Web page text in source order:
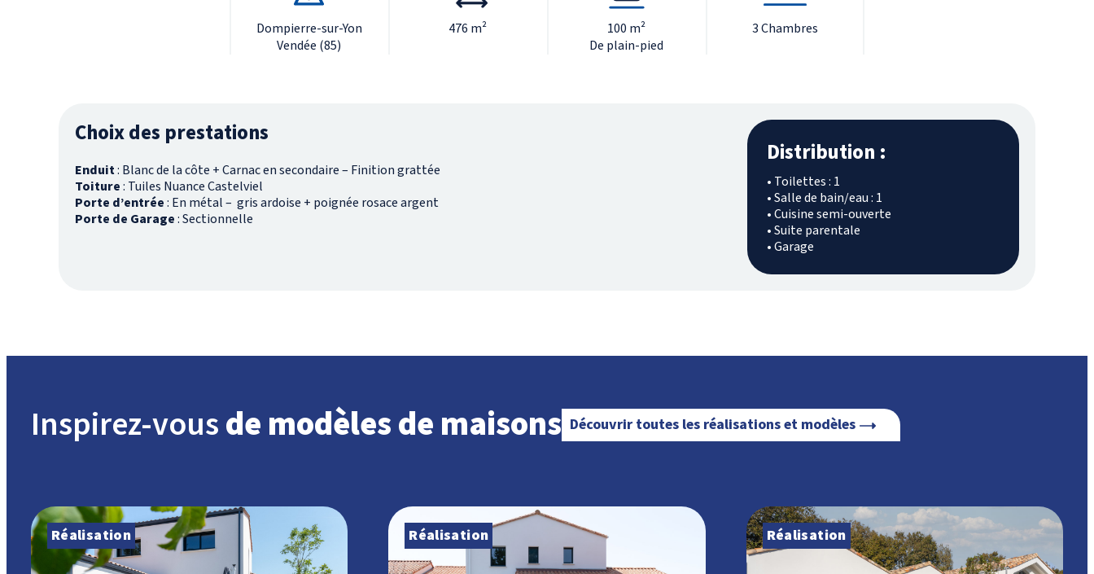
Dompierre-sur-Yon
Vendée (85)
476 m²
100 m²
De plain-pied
3 Chambres
Choix des prestations
Enduit: Blanc de la côte + Carnac en secondaire – Finition grattée
Toiture: Tuiles Nuance Castelviel
Porte d’entrée: En métal – gris ardoise + poignée rosace argent
Porte de Garage: Sectionnelle
Distribution :
• Toilettes : 1
• Salle de bain/eau : 1
• Cuisine semi-ouverte
• Suite parentale
• Garage
Inspirez-vousde modèles de maisons Découvrir toutes les réalisations et modèles
Réalisation Réalisation Réalisation